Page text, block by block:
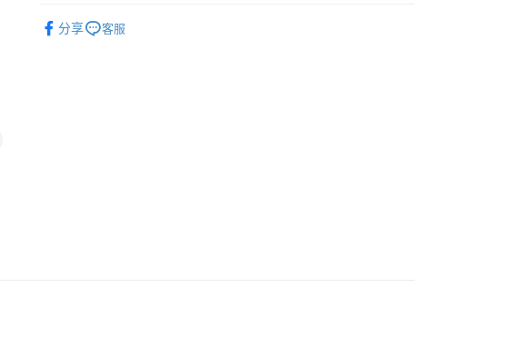
順豐自助櫃 - 確認發貨後1-3個工作天送達
分享 客服